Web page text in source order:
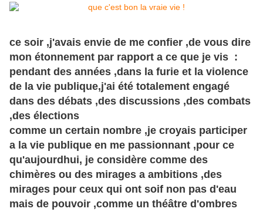
ce soir ,j'avais envie de me confier ,de vous dire
mon étonnement par rapport a ce que je vis :
pendant des années ,dans la furie et la violence
de la vie publique,j'ai été totalement engagé
dans des débats ,des discussions ,des combats
,des élections
comme un certain nombre ,je croyais participer
a la vie publique en me passionnant ,pour ce
qu'aujourdhui, je considère comme des
chimères ou des mirages a ambitions ,des
mirages pour ceux qui ont soif non pas d'eau
mais de pouvoir ,comme un théâtre d'ombres